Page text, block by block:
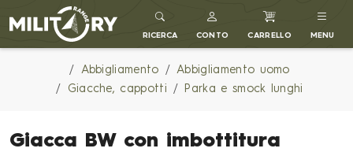
MILITARY RANGE IT
RICERCA CONTO CARRELLO MENU
Abbigliamento
Abbigliamento uomo
Giacche, cappotti
Parka e smock lunghi
Giacca BW con imbottitura